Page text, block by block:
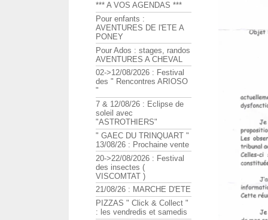
*** A VOS AGENDAS ***
Pour enfants :
AVENTURES DE l'ETE A
PONEY
Pour Ados : stages, randos
AVENTURES A CHEVAL
02->12/08/2026 : Festival
des " Rencontres ARIOSO
"
7 & 12/08/26 : Eclipse de
soleil avec
"ASTROTHIERS"
" GAEC DU TRINQUART "
13/08/26 : Prochaine vente
20->22/08/2026 : Festival
des insectes (
VISCOMTAT )
21/08/26 : MARCHE D'ETE
PIZZAS " Click & Collect "
: les vendredis et samedis